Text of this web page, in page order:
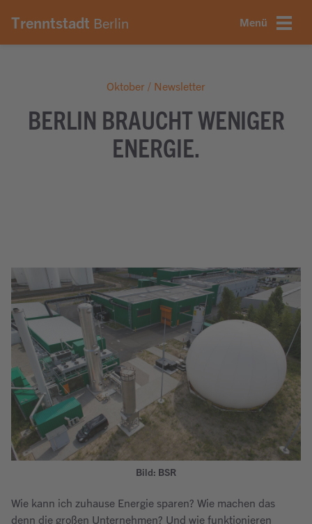
Trenntstadt Berlin Menü
Oktober / Newsletter
BERLIN BRAUCHT WENIGER
ENERGIE.
Bild: BSR
Wie kann ich zuhause Energie sparen? Wie machen das
denn die großen Unternehmen? Und wie funktionieren